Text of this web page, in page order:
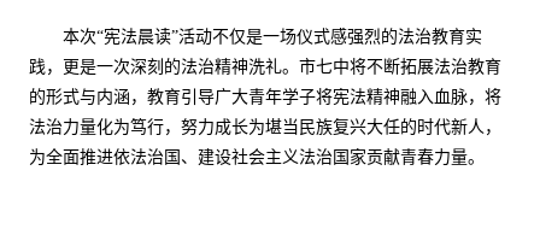
本次“宪法晨读”活动不仅是一场仪式感强烈的法治教育实
践，更是一次深刻的法治精神洗礼。 市七中将不断拓展法治教育
的形式与内涵，教育引导广大青年学子将宪法精神融入血脉，将
法治力量化为笃行，努力成长为堪当民族复兴大任的时代新人，
为全面推进依法治国、建设社会主义法治国家贡献青春力量。